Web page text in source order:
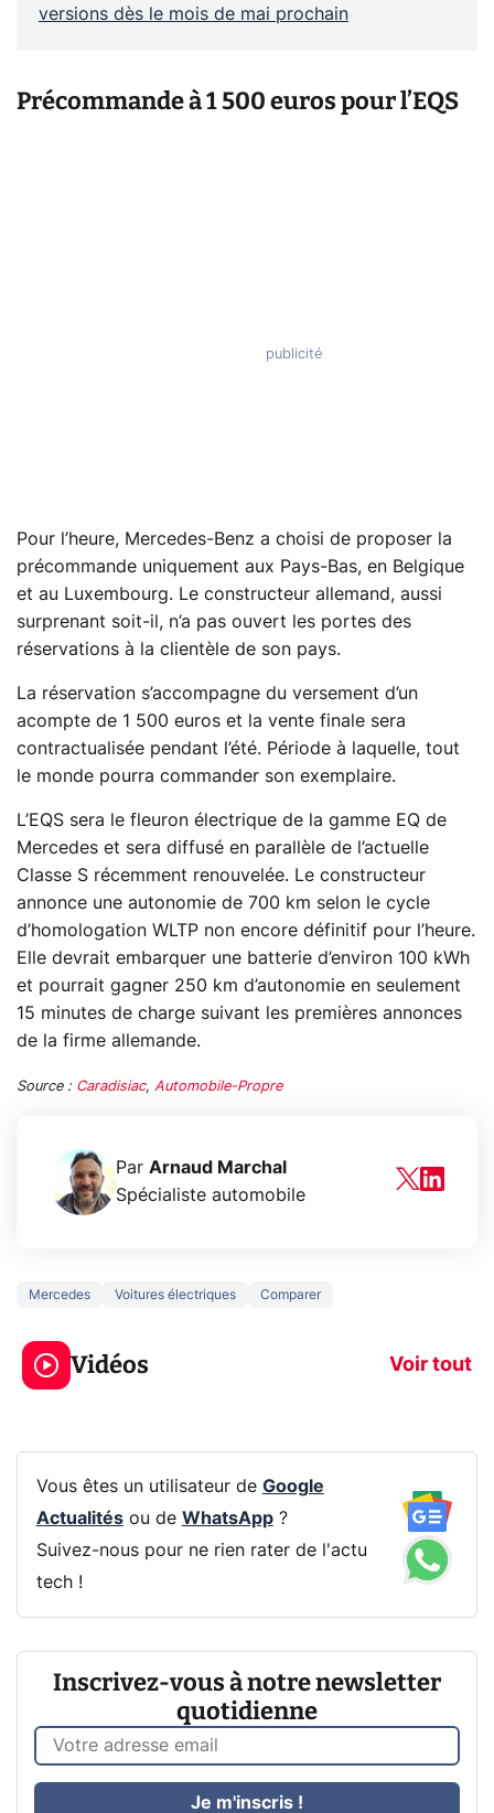
versions dès le mois de mai prochain
Précommande à 1 500 euros pour l’EQS
Pour l’heure, Mercedes-Benz a choisi de proposer la
précommande uniquement aux Pays-Bas, en Belgique
et au Luxembourg. Le constructeur allemand, aussi
surprenant soit-il, n’a pas ouvert les portes des
réservations à la clientèle de son pays.
La réservation s’accompagne du versement d’un
acompte de 1 500 euros et la vente finale sera
contractualisée pendant l’été. Période à laquelle, tout
le monde pourra commander son exemplaire.
L’EQS sera le fleuron électrique de la gamme EQ de
Mercedes et sera diffusé en parallèle de l’actuelle
Classe S récemment renouvelée. Le constructeur
annonce une autonomie de 700 km selon le cycle
d’homologation WLTP non encore définitif pour l’heure.
Elle devrait embarquer une batterie d’environ 100 kWh
et pourrait gagner 250 km d’autonomie en seulement
15 minutes de charge suivant les premières annonces
de la firme allemande.
Source : Caradisiac, Automobile-Propre
Par Arnaud Marchal
Spécialiste automobile
Mercedes Voitures électriques Comparer
Vidéos Voir tout
5 générations de
jeux dans la
prochaine Xbox !
navigation
Vous êtes un utilisateur de Google
Actualitésou de WhatsApp?
Suivez-nous pour ne rien rater de l'actu
tech !
Inscrivez-vous à notre newsletter
quotidienne
Je m'inscris !